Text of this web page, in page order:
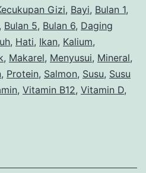
Gizi, Bayi, Bulan 1,
Bulan 5, Bulan 6, Daging
, Hati, Ikan, Kalium,
, Makarel, Menyusui, Mineral,
, Protein, Salmon, Susu, Susu
, Vitamin B12, Vitamin D,